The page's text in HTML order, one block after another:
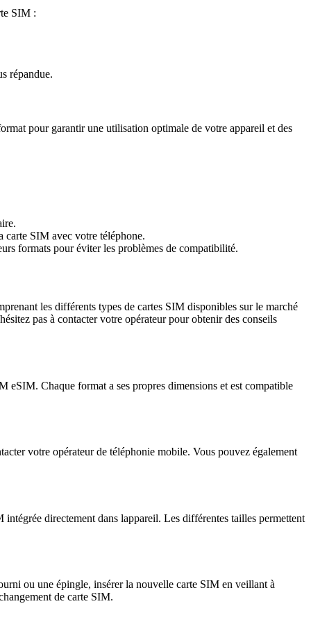
SIM :
répandue.
pour garantir une utilisation optimale de votre appareil et des
carte SIM avec votre téléphone.
formats pour éviter les problèmes de compatibilité.
les différents types de cartes SIM disponibles sur le marché
pas à contacter votre opérateur pour obtenir des conseils
Chaque format a ses propres dimensions et est compatible
votre opérateur de téléphonie mobile. Vous pouvez également
directement dans lappareil. Les différentes tailles permettent
ou une épingle, insérer la nouvelle carte SIM en veillant à
de carte SIM.